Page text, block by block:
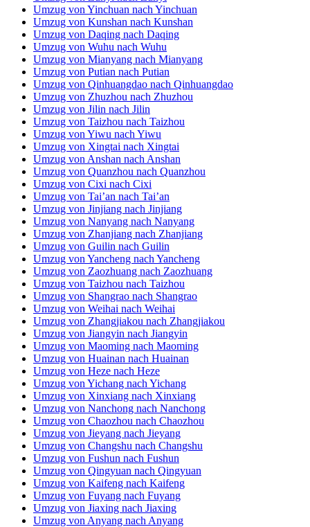
Umzug von Shangrao nach Shangrao
Umzug von Weihai nach Weihai
Umzug von Zhangjiakou nach Zhangjiakou
Umzug von Jiangyin nach Jiangyin
Umzug von Maoming nach Maoming
Umzug von Huainan nach Huainan
Umzug von Heze nach Heze
Umzug von Yichang nach Yichang
Umzug von Xinxiang nach Xinxiang
Umzug von Nanchong nach Nanchong
Umzug von Chaozhou nach Chaozhou
Umzug von Jieyang nach Jieyang
Umzug von Changshu nach Changshu
Umzug von Fushun nach Fushun
Umzug von Qingyuan nach Qingyuan
Umzug von Kaifeng nach Kaifeng
Umzug von Fuyang nach Fuyang
Umzug von Jiaxing nach Jiaxing
Umzug von Anyang nach Anyang
Umzug von Hengyang nach Hengyang
Umzug von Zhaoqing nach Zhaoqing
Umzug von Rizhao nach Rizhao
Umzug von Dazhou nach Dazhou
Umzug von Luzhou nach Luzhou
Umzug von Yueyang nach Yueyang
Umzug von Zhenjiang nach Zhenjiang
Umzug von Baoji nach Baoji
Umzug von Changde nach Changde
Umzug von Yibin nach Yibin
Umzug von Chifeng nach Chifeng
Umzug von Huzhou nach Huzhou
Umzug von Suqian nach Suqian
Umzug von Wanzhou nach Wanzhou
Umzug von Bengbu nach Bengbu
Umzug von Lianyungang nach Lianyungang
Umzug von Lu’an nach Lu’an
Umzug von Zhangjiagang nach Zhangjiagang
Umzug von Changzhi nach Changzhi
Umzug von Pingdingshan nach Pingdingshan
Umzug von Jinhua nach Jinhua
Umzug von Shangqiu nach Shangqiu